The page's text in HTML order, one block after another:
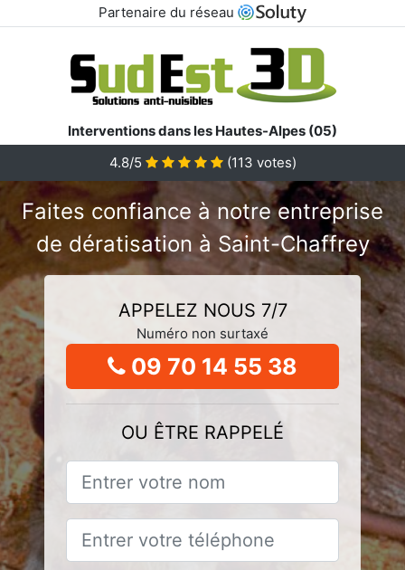
Partenaire du réseau
Interventions dans les Hautes-Alpes (05)
4.8/5
(113 votes)
Faites confiance à notre entreprise
de dératisation à Saint-Chaffrey
APPELEZ NOUS 7/7
Numéro non surtaxé
09 70 14 55 38
OU ÊTRE RAPPELÉ